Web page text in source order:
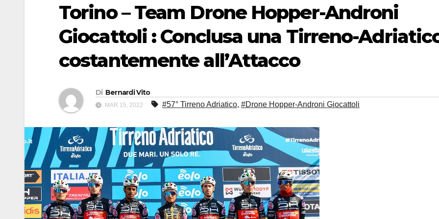
Torino – Team Drone Hopper-Androni
Giocattoli : Conclusa una Tirreno-
costantemente all’Attacco
Di Bernardi Vito
MAR 15, 2022 #57° Tirreno Adriatico, #Drone Hopper-Androni Giocattoli